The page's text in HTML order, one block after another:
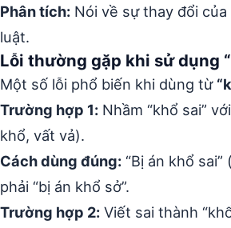
Phân tích: Nói về sự thay đổi
luật.
Lỗi thường gặp khi sử dụng
Một số lỗi phổ biến khi dùng từ
Trường hợp 1: Nhầm “khổ sai”
khổ, vất vả).
Cách dùng đúng: “Bị án khổ
phải “bị án khổ sở”.
Trường hợp 2: Viết sai thành